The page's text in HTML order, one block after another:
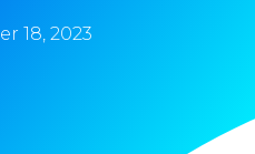
18, 2023